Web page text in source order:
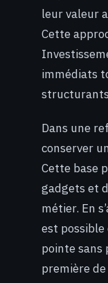
leur valeur
Cette
immédiats
Dans une
conserver
Cette base
gadgets et
métier. En
est
pointe sans
première